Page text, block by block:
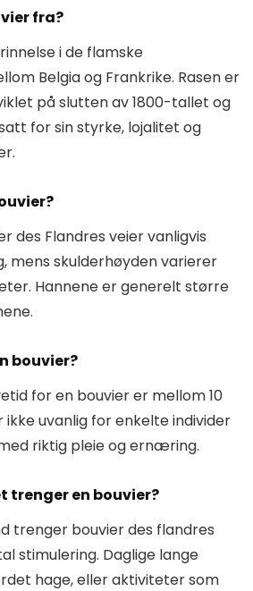
fra?
i de flamske
Belgia og Frankrike. Rasen er
på slutten av 1800-tallet og
for sin styrke, lojalitet og
des Flandres veier vanligvis
mens skulderhøyden varierer
Hannene er generelt større
bouvier?
for en bouvier er mellom 10
ikke uvanlig for enkelte individer
riktig pleie og ernæring.
trenger en bouvier?
trenger bouvier des flandres
stimulering. Daglige lange
hage, eller aktiviteter som